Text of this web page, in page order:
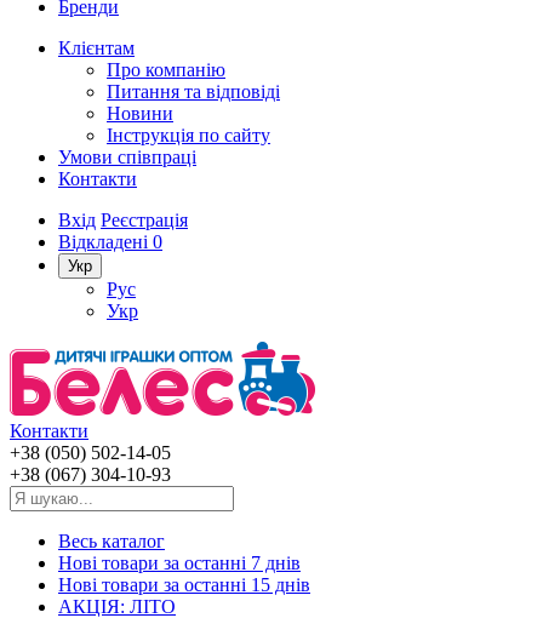
Бренди
Клієнтам
Про компанію
Питання та відповіді
Новини
Інструкція по сайту
Умови співпраці
Контакти
Вхід Реєстрація
Відкладені 0
Укр
Рус
Укр
Контакти
+38 (050) 502-14-05
+38 (067) 304-10-93
Весь каталог
Нові товари за останнi 7 днiв
Нові товари за останнi 15 днiв
АКЦІЯ: ЛІТО